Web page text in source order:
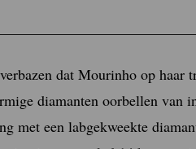
dat Mourinho op
diamanten oorbellen van
met een labgekweekte